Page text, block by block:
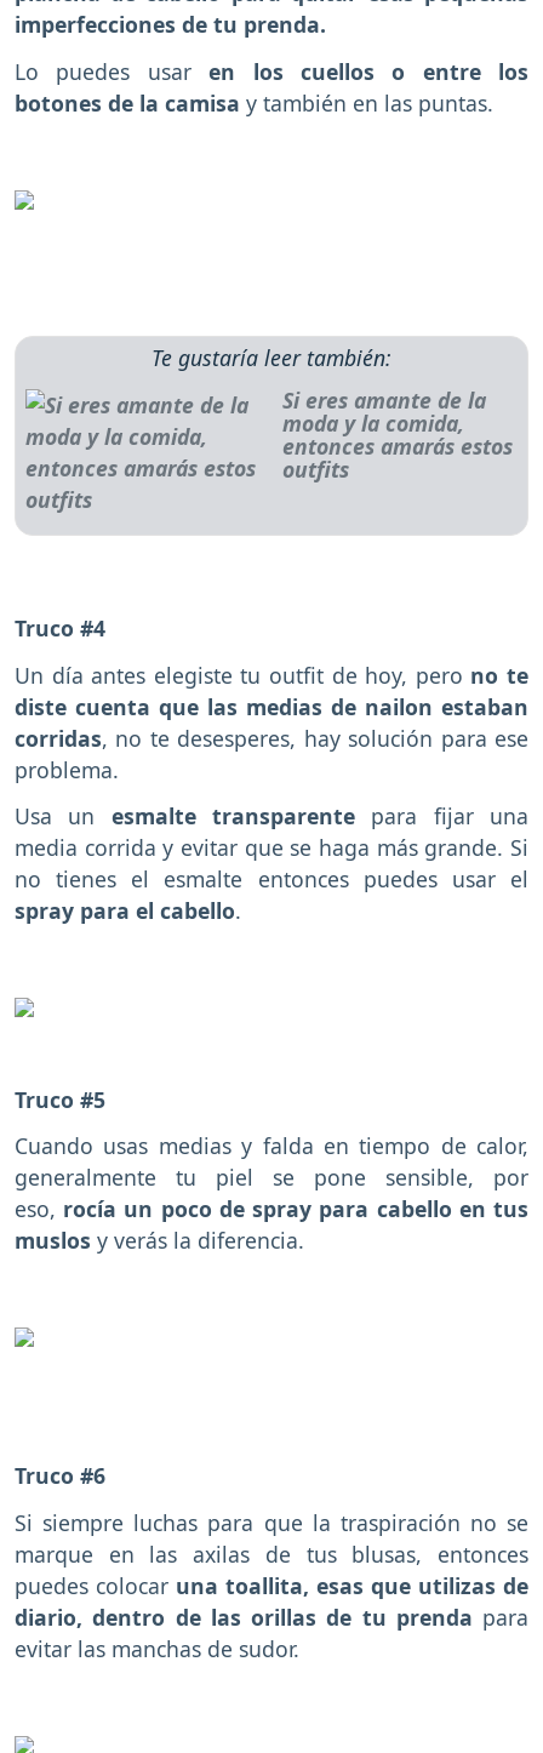
imperfecciones de tu prenda.
Lo puedes usaren los cuellos o entre los
botones de la camisa y también en las puntas.
Te gustaría leer también:
Si eres amante de la
moda y la comida,
entonces amarás estos
outfits
Truco #4
Un día antes elegiste tu outfit de hoy, pero no te
diste cuenta que las medias de nailon estaban
corridas, no te desesperes, hay solución para ese
problema.
Usa un esmalte transparente para fijar una
media corrida y evitar que se haga más grande. Si
no tienes el esmalte entonces puedes usar el
spray para el cabello.
Truco #5
Cuando usas medias y falda en tiempo de calor,
generalmente tu piel se pone sensible, por
eso, rocía un poco de spray para cabello en tus
muslos y verás la diferencia.
Truco #6
Si siempre luchas para que la traspiración no se
marque en las axilas de tus blusas, entonces
puedes colocar una toallita, esas que utilizas de
diario, dentro de las orillas de tu prenda para
evitar las manchas de sudor.